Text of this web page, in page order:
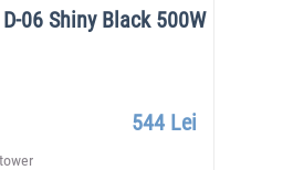
06 Shiny Black 500W
544 Lei